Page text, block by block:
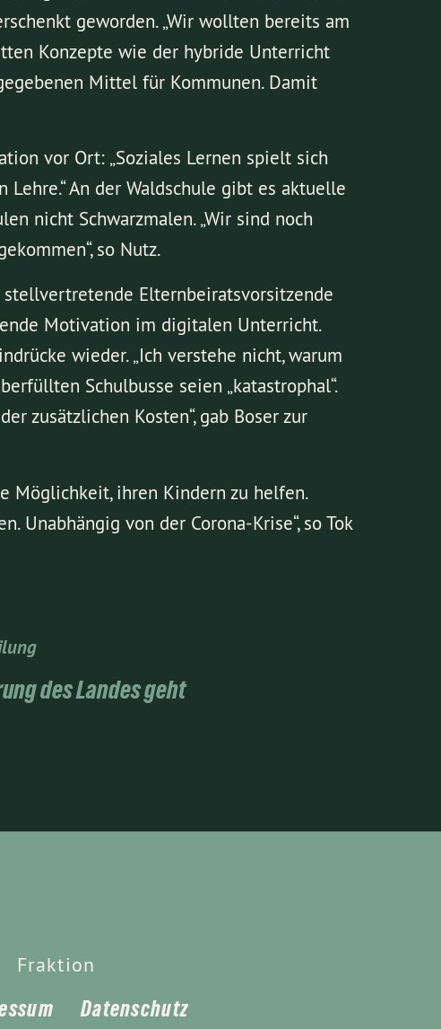
geworden. „Wir wollten bereits am
Konzepte wie der hybride Unterricht
Mittel für Kommunen. Damit
vor Ort: „Soziales Lernen spielt sich
An der Waldschule gibt es aktuelle
nicht Schwarzmalen. „Wir sind noch
so Nutz.
Elternbeiratsvorsitzende
Motivation im digitalen Unterricht.
wieder. „Ich verstehe nicht, warum
Schulbusse seien „katastrophal“.
zusätzlichen Kosten“, gab Boser zur
Möglichkeit, ihren Kindern zu helfen.
Unabhängig von der Corona-Krise“, so Tok
des Landes geht
Fraktion
Datenschutz